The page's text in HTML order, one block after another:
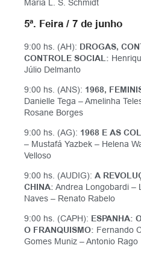
Maria L. S. Schmidt
5ª. Feira / 7 de junho
9:00 hs. (AH): DROGAS,
CONTROLE SOCIAL:
Júlio Delmanto
9:00 hs. (ANS): 1968,
Danielle Tega – Amelinha
Rosane Borges
9:00 hs. (AG): 1968 E AS
– Mustafá Yazbek – Helena
Velloso
9:00 hs. (AUDIG): A
CHINA: Andrea Longobardi –
Naves – Renato Rabelo
9:00 hs. (CAPH): ESPANHA:
O FRANQUISMO: Fernando
Gomes Muniz – Antonio Rago